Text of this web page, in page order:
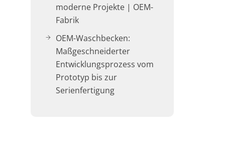
moderne Projekte | OEM-
Fabrik
OEM-Waschbecken:
Maßgeschneiderter
Entwicklungsprozess vom
Prototyp bis zur
Serienfertigung